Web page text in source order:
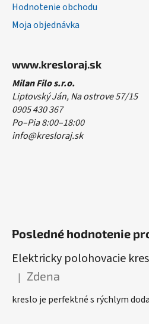
Hodnotenie obchodu
Moja objednávka
www.kresloraj.sk
Milan Filo s.r.o.
Liptovský Ján, Na ostrove 57/15
0905 430 367
Po–Pia 8:00–18:00
info@kresloraj.sk
Posledné hodnotenie
Elektricky polohovacie
Hodnotenie produktu je 5 z 5
| Zdena
kreslo je perfektné s rýchlym